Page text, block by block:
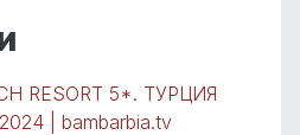
RESORT 5*. ТУРЦИЯ
| bambarbia.tv